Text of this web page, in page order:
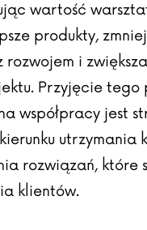
wartość
produkty,
rozwojem i
Przyjęcie
współpracy jest
utrzymania
rozwiązań, które
klientów.